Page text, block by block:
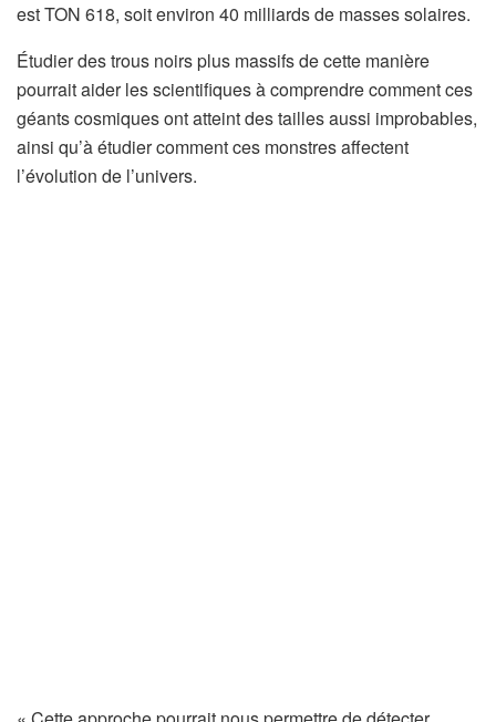
est TON 618, soit environ 40 milliards de masses solaires.
Étudier des trous noirs plus massifs de cette manière
pourrait aider les scientifiques à comprendre comment ces
géants cosmiques ont atteint des tailles aussi improbables,
ainsi qu’à étudier comment ces monstres affectent
l’évolution de l’univers.